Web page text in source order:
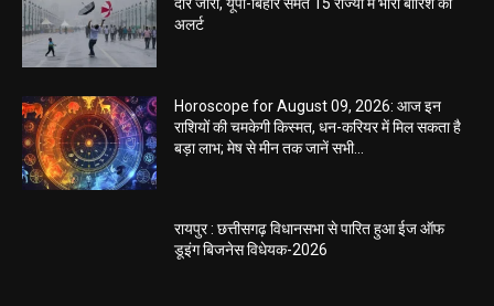
अलर्ट
Horoscope for August 09, 2026: आज इन
राशियों की चमकेगी किस्मत, धन-करियर में मिल सकता है
बड़ा लाभ; मेष से मीन तक जानें सभी...
रायपुर : छत्तीसगढ़ विधानसभा से पारित हुआ ईज ऑफ
डूइंग बिजनेस विधेयक-2026